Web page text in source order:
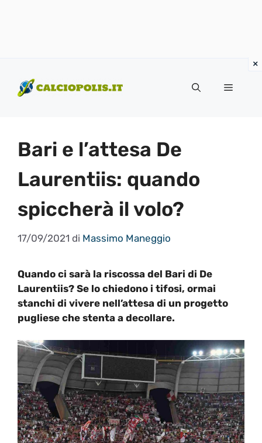
contenuto
Menu
Bari e l’attesa De
Laurentiis: quando
spiccherà il volo?
17/09/2021 di Massimo Maneggio
Quando ci sarà la riscossa del Bari di De
Laurentiis? Se lo chiedono i tifosi, ormai
stanchi di vivere nell’attesa di un progetto
pugliese che stenta a decollare.